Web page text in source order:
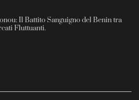
Il Battito Sanguigno del Benin tra
Fluttuanti.